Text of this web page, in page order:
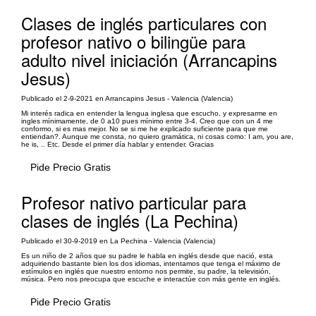
Clases de inglés particulares con
profesor nativo o bilingüe para
adulto nivel iniciación (Arrancapins
Jesus)
Publicado el 2-9-2021 en Arrancapins Jesus - Valencia (Valencia)
Mi interés radica en entender la lengua inglesa que escucho, y expresarme en
ingles mínimamente, de 0 a10 pues mínimo entre 3-4. Creo que con un 4 me
conformo, si es mas mejor. No se si me he explicado suficiente para que me
entiendan?. Aunque me consta, no quiero gramática, ni cosas como: I am, you are,
he is, .. Etc. Desde el primer día hablar y entender. Gracias
Pide Precio Gratis
Profesor nativo particular para
clases de inglés (La Pechina)
Publicado el 30-9-2019 en La Pechina - Valencia (Valencia)
Es un niño de 2 años que su padre le habla en inglés desde que nació, esta
adquiriendo bastante bien los dos idiomas, intentamos que tenga el máximo de
estímulos en inglés que nuestro entorno nos permite, su padre, la televisión,
música. Pero nos preocupa que escuche e interactúe con más gente en inglés.
Pide Precio Gratis